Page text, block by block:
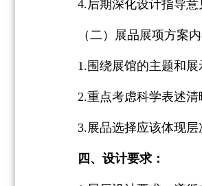
4.后期深化设计指导意
（二）展品展项方案内
1.围绕展馆的主题和展示
2.重点考虑科学表述清
3.展品选择应该体现层
四、设计要求：